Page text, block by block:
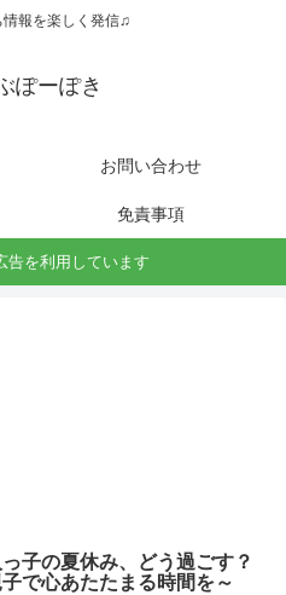
情報を楽しく発信♫
ぽーぽき
お問い合わせ
免責事項
告を利用しています
子の夏休み、どう過ごす？
子で心あたたまる時間を～